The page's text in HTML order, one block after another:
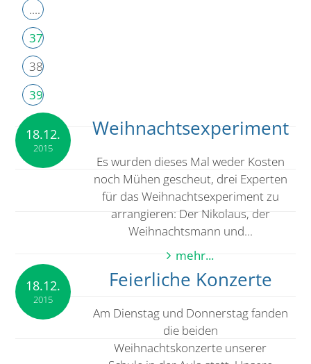
....
37
38
39
18.12.
2015
Weihnachtsexperiment
Es wurden dieses Mal weder Kosten
noch Mühen gescheut, drei Experten
für das Weihnachtsexperiment zu
arrangieren: Der Nikolaus, der
Weihnachtsmann und...
mehr...
18.12.
2015
Feierliche Konzerte
Am Dienstag und Donnerstag fanden
die beiden
Weihnachtskonzerte unserer